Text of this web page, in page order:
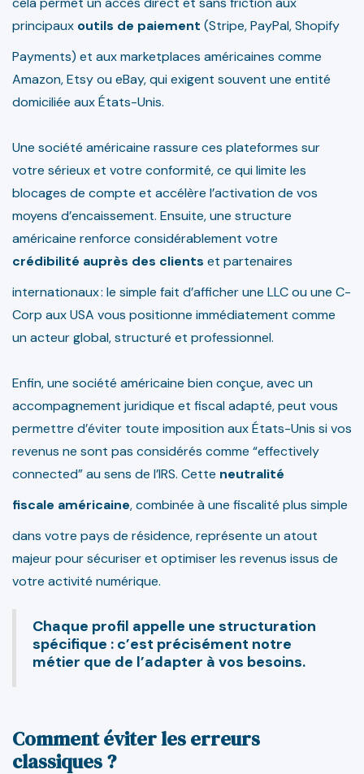
principaux outils de paiement (Stripe, PayPal, Shopify
Payments) et aux marketplaces américaines comme
Amazon, Etsy ou eBay, qui exigent souvent une entité
domiciliée aux États-Unis.
Une société américaine rassure ces plateformes sur
votre sérieux et votre conformité, ce qui limite les
blocages de compte et accélère l’activation de vos
moyens d’encaissement. Ensuite, une structure
américaine renforce considérablement votre
crédibilité auprès des clients et partenaires
internationaux : le simple fait d’afficher une LLC ou une C-
Corp aux USA vous positionne immédiatement comme
un acteur global, structuré et professionnel.
Enfin, une société américaine bien conçue, avec un
accompagnement juridique et fiscal adapté, peut vous
permettre d’éviter toute imposition aux États-Unis si vos
revenus ne sont pas considérés comme “effectively
connected” au sens de l’IRS. Cette neutralité
fiscale américaine, combinée à une fiscalité plus simple
dans votre pays de résidence, représente un atout
majeur pour sécuriser et optimiser les revenus issus de
votre activité numérique.
Chaque profil appelle une structuration
spécifique : c’est précisément notre
métier que de l’adapter à vos besoins.
Comment éviter les erreurs
classiques ?